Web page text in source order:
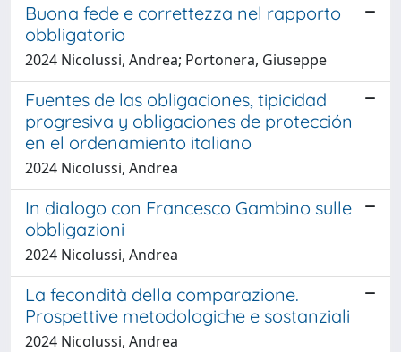
Buona fede e correttezza nel rapporto
obbligatorio
2024 Nicolussi, Andrea; Portonera, Giuseppe
Fuentes de las obligaciones, tipicidad
progresiva y obligaciones de protección
en el ordenamiento italiano
2024 Nicolussi, Andrea
In dialogo con Francesco Gambino sulle
obbligazioni
2024 Nicolussi, Andrea
La fecondità della comparazione.
Prospettive metodologiche e sostanziali
2024 Nicolussi, Andrea